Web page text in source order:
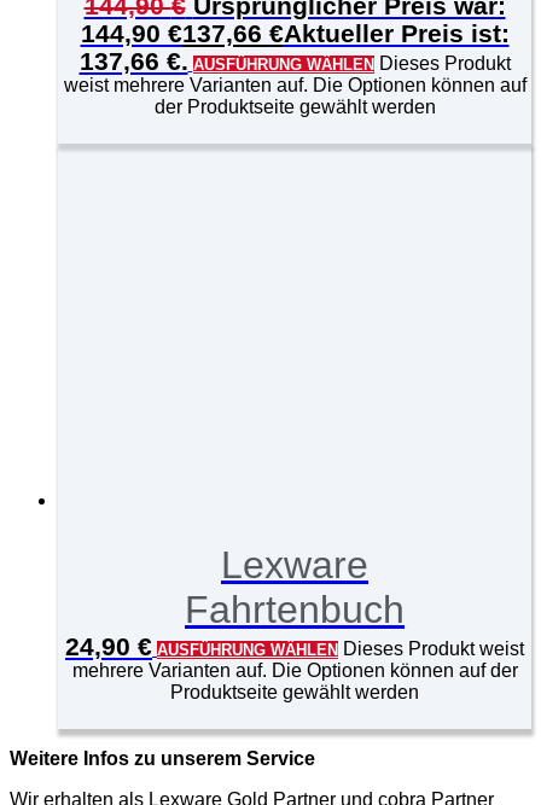
144,90 €137,66 €Aktueller Preis ist:
137,66 €. AUSFÜHRUNG WÄHLEN Dieses Produkt
weist mehrere Varianten auf. Die Optionen können auf
der Produktseite gewählt werden
Lexware
Fahrtenbuch
24,90 € AUSFÜHRUNG WÄHLEN Dieses Produkt weist
mehrere Varianten auf. Die Optionen können auf der
Produktseite gewählt werden
Weitere Infos zu unserem Service
Wir erhalten als Lexware Gold Partner und cobra Partner